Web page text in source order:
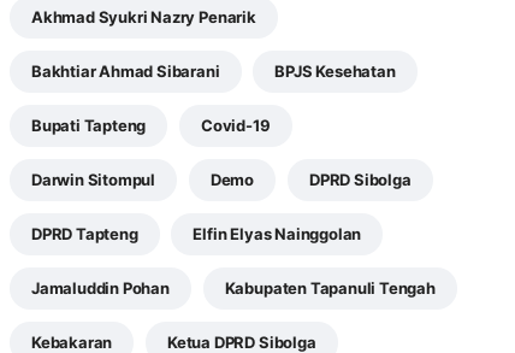
Akhmad Syukri Nazry Penarik
Bakhtiar Ahmad Sibarani BPJS Kesehatan
Bupati Tapteng Covid-19
Darwin Sitompul Demo DPRD Sibolga
DPRD Tapteng Elfin Elyas Nainggolan
Jamaluddin Pohan Kabupaten Tapanuli Tengah
Kebakaran Ketua DPRD Sibolga